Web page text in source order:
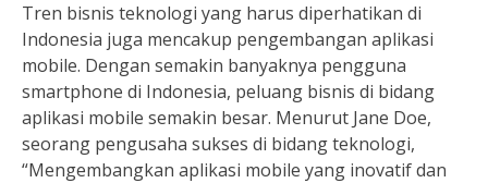
Tren bisnis teknologi yang harus diperhatikan di
Indonesia juga mencakup pengembangan aplikasi
mobile. Dengan semakin banyaknya pengguna
smartphone di Indonesia, peluang bisnis di bidang
aplikasi mobile semakin besar. Menurut Jane Doe,
seorang pengusaha sukses di bidang teknologi,
“Mengembangkan aplikasi mobile yang inovatif dan